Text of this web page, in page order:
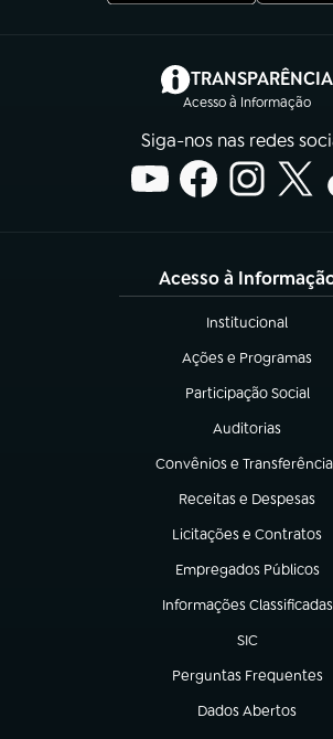
TRANSPARÊNCIA
Acesso à Informação
(abre em
Siga-nos nas redes
Acesso à
Institucional
(abre em nova aba)
Ações e Programas
(abre em nova aba)
Participação Social
(abre em nova aba)
Auditorias
(abre em nova aba)
Convênios e
(abre em nova aba)
Receitas e Despesas
(abre em nova aba)
Licitações e Contratos
(abre em nova aba)
Empregados Públicos
(abre em nova aba)
Informações Classificadas
(abre em nova aba)
SIC
(abre em nova
Perguntas Frequentes
(abre em nova aba)
Dados Abertos
(abre em nova aba)